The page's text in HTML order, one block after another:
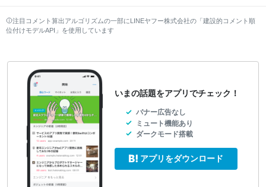
注目コメント算出アルゴリズムの一部にLINEヤフー株式会社の「建設的コメント順
位付けモデルAPI」を使用しています
いまの話題をアプリでチェック！
バナー広告なし
ミュート機能あり
ダークモード搭載
アプリをダウンロード